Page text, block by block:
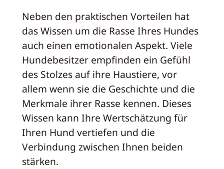
Neben den praktischen Vorteilen hat
das Wissen um die Rasse Ihres Hundes
auch einen emotionalen Aspekt. Viele
Hundebesitzer empfinden ein Gefühl
des Stolzes auf ihre Haustiere, vor
allem wenn sie die Geschichte und die
Merkmale ihrer Rasse kennen. Dieses
Wissen kann Ihre Wertschätzung für
Ihren Hund vertiefen und die
Verbindung zwischen Ihnen beiden
stärken.